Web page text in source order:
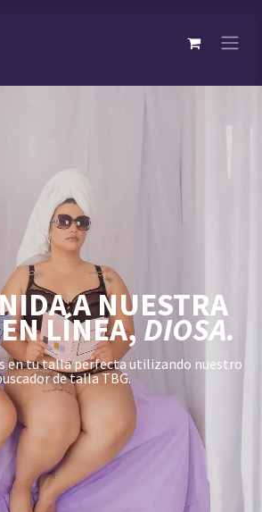
A NUESTRA
LÍNEA, DIOSA.
en tu talla perfecta utilizando nuestro
de talla TBG.